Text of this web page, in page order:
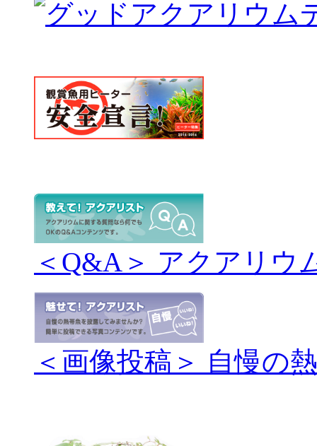
＜Q&A＞ アクアリウ
＜画像投稿＞ 自慢の